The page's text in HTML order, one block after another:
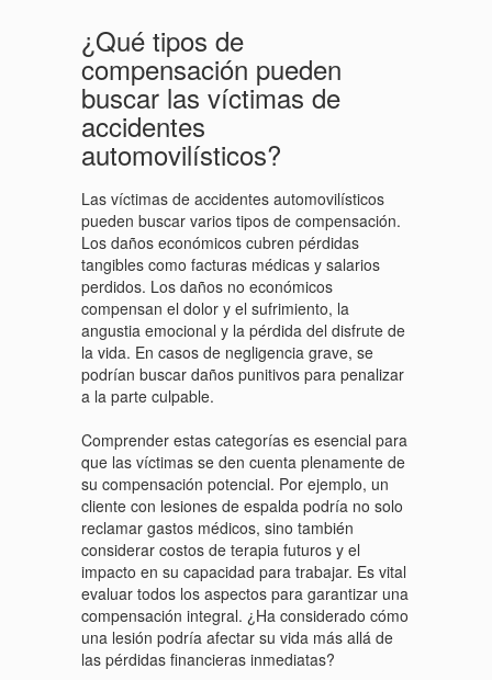
¿Qué tipos de
compensación pueden
buscar las víctimas de
accidentes
automovilísticos?
Las víctimas de accidentes automovilísticos
pueden buscar varios tipos de compensación.
Los daños económicos cubren pérdidas
tangibles como facturas médicas y salarios
perdidos. Los daños no económicos
compensan el dolor y el sufrimiento, la
angustia emocional y la pérdida del disfrute de
la vida. En casos de negligencia grave, se
podrían buscar daños punitivos para penalizar
a la parte culpable.
Comprender estas categorías es esencial para
que las víctimas se den cuenta plenamente de
su compensación potencial. Por ejemplo, un
cliente con lesiones de espalda podría no solo
reclamar gastos médicos, sino también
considerar costos de terapia futuros y el
impacto en su capacidad para trabajar. Es vital
evaluar todos los aspectos para garantizar una
compensación integral. ¿Ha considerado cómo
una lesión podría afectar su vida más allá de
las pérdidas financieras inmediatas?